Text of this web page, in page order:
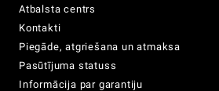
Atbalsta centrs
Kontakti
Piegāde, atgriešana un atmaksa
Pasūtījuma statuss
Informācija par garantiju